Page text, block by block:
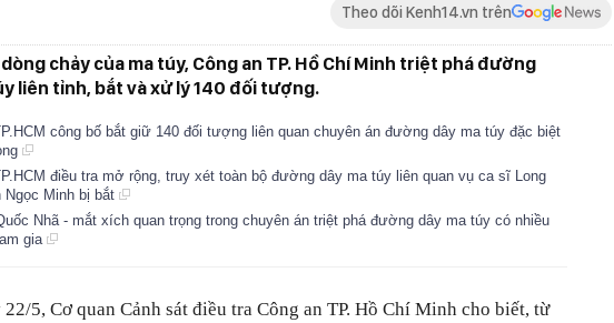
Theo dõi Kenh14.vn trên
chảy của ma túy, Công an TP. Hồ Chí Minh triệt phá đường
liên tỉnh, bắt và xử lý 140 đối tượng.
công bố bắt giữ 140 đối tượng liên quan chuyên án đường dây ma túy đặc biệt
điều tra mở rộng, truy xét toàn bộ đường dây ma túy liên quan vụ ca sĩ Long
Ngọc Minh bị bắt
Nhã - mắt xích quan trọng trong chuyên án triệt phá đường dây ma túy có nhiều
gia
22/5, Cơ quan Cảnh sát điều tra Công an TP. Hồ Chí Minh cho biết, từ